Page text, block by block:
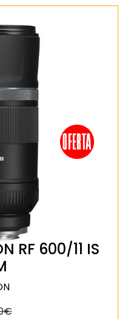
RF 600/11 IS